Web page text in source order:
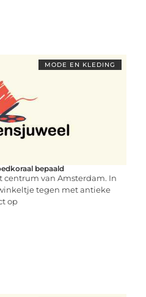
MODE EN KLEDING
bepaald
centrum van Amsterdam. In
tegen met antieke
op